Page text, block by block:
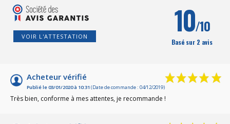
VOIR L'ATTESTATION 10/10
Basé sur 2 avis
Acheteur vérifié
Publié le 03/01/2020 à 10:31 (Date de commande : 04/12/2019)
Très bien, conforme à mes attentes, je recommande !